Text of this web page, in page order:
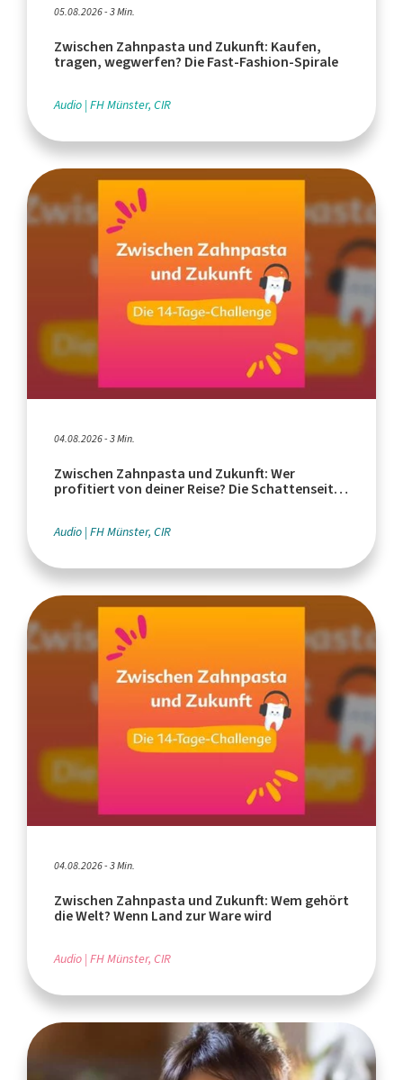
05.08.2026 - 3 Min.
Zwischen Zahnpasta und Zukunft: Kaufen,
tragen, wegwerfen? Die Fast-Fashion-Spirale
Audio FH Münster, CIR
04.08.2026 - 3 Min.
Zwischen Zahnpasta und Zukunft: Wer
profitiert von deiner Reise? Die Schattenseiten
Audio FH Münster, CIR
04.08.2026 - 3 Min.
Zwischen Zahnpasta und Zukunft: Wem gehört
die Welt? Wenn Land zur Ware wird
Audio FH Münster, CIR